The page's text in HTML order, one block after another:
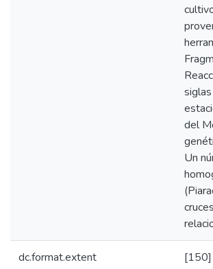
del
Un
dc.format.extent [150]